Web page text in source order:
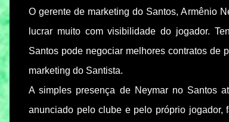
O gerente de marketing do Santos, Armênio
lucrar muito com visibilidade do jogador.
Santos pode negociar melhores contratos de
marketing do Santista.
A simples presença de Neymar no Santos
anunciado pelo clube e pelo próprio jogador,